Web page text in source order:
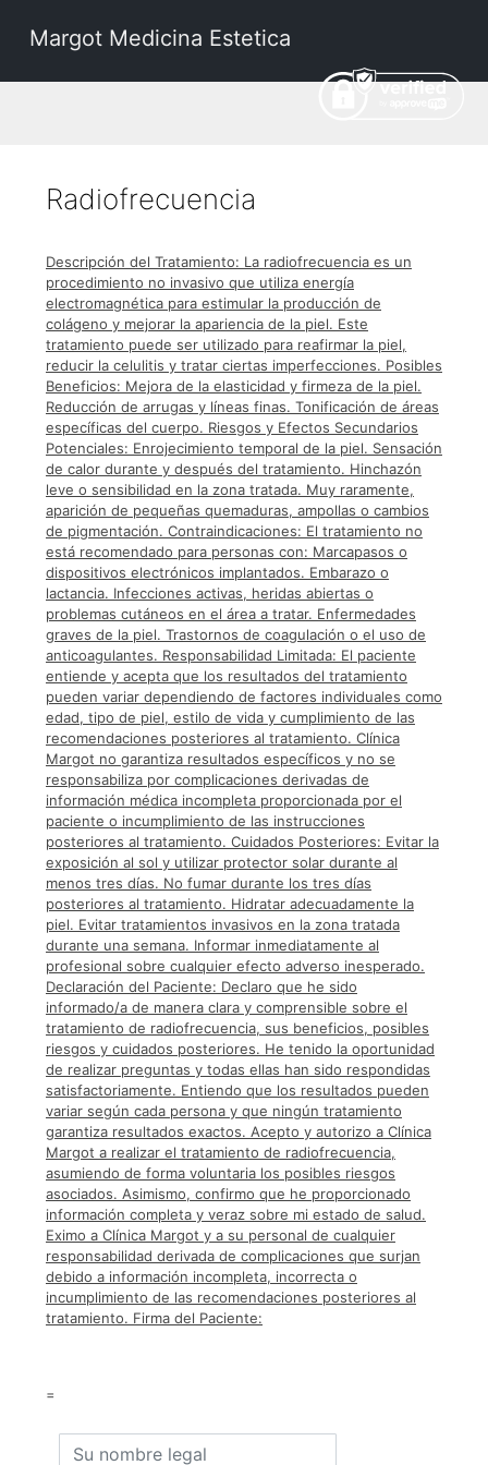
Margot Medicina Estetica
Radiofrecuencia
Descripción del Tratamiento: La radiofrecuencia es un
procedimiento no invasivo que utiliza energía
electromagnética para estimular la producción de
colágeno y mejorar la apariencia de la piel. Este
tratamiento puede ser utilizado para reafirmar la piel,
reducir la celulitis y tratar ciertas imperfecciones. Posibles
Beneficios: Mejora de la elasticidad y firmeza de la piel.
Reducción de arrugas y líneas finas. Tonificación de áreas
específicas del cuerpo. Riesgos y Efectos Secundarios
Potenciales: Enrojecimiento temporal de la piel. Sensación
de calor durante y después del tratamiento. Hinchazón
leve o sensibilidad en la zona tratada. Muy raramente,
aparición de pequeñas quemaduras, ampollas o cambios
de pigmentación. Contraindicaciones: El tratamiento no
está recomendado para personas con: Marcapasos o
dispositivos electrónicos implantados. Embarazo o
lactancia. Infecciones activas, heridas abiertas o
problemas cutáneos en el área a tratar. Enfermedades
graves de la piel. Trastornos de coagulación o el uso de
anticoagulantes. Responsabilidad Limitada: El paciente
entiende y acepta que los resultados del tratamiento
pueden variar dependiendo de factores individuales como
edad, tipo de piel, estilo de vida y cumplimiento de las
recomendaciones posteriores al tratamiento. Clínica
Margot no garantiza resultados específicos y no se
responsabiliza por complicaciones derivadas de
información médica incompleta proporcionada por el
paciente o incumplimiento de las instrucciones
posteriores al tratamiento. Cuidados Posteriores: Evitar la
exposición al sol y utilizar protector solar durante al
menos tres días. No fumar durante los tres días
posteriores al tratamiento. Hidratar adecuadamente la
piel. Evitar tratamientos invasivos en la zona tratada
durante una semana. Informar inmediatamente al
profesional sobre cualquier efecto adverso inesperado.
Declaración del Paciente: Declaro que he sido
informado/a de manera clara y comprensible sobre el
tratamiento de radiofrecuencia, sus beneficios, posibles
riesgos y cuidados posteriores. He tenido la oportunidad
de realizar preguntas y todas ellas han sido respondidas
satisfactoriamente. Entiendo que los resultados pueden
variar según cada persona y que ningún tratamiento
garantiza resultados exactos. Acepto y autorizo a Clínica
Margot a realizar el tratamiento de radiofrecuencia,
asumiendo de forma voluntaria los posibles riesgos
asociados. Asimismo, confirmo que he proporcionado
información completa y veraz sobre mi estado de salud.
Eximo a Clínica Margot y a su personal de cualquier
responsabilidad derivada de complicaciones que surjan
debido a información incompleta, incorrecta o
incumplimiento de las recomendaciones posteriores al
tratamiento. Firma del Paciente:
=